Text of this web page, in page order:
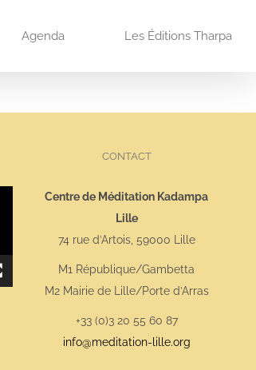
Agenda Les Éditions Tharpa
CONTACT
Centre de Méditation Kadampa
Lille
74 rue d’Artois, 59000 Lille
M1 République/Gambetta
M2 Mairie de Lille/Porte d’Arras
+33 (0)3 20 55 60 87
info@meditation-lille.org